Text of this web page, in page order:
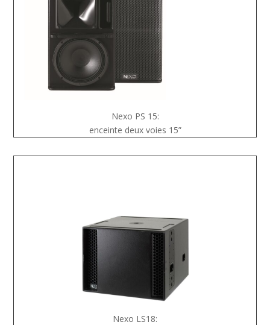
Nexo PS 15:
enceinte deux voies 15”
Nexo LS18: